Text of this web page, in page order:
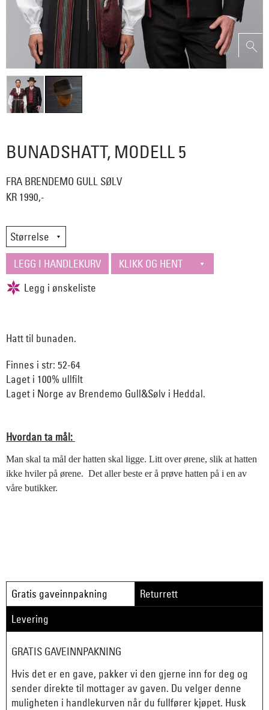
BUNADSHATT, MODELL 5
FRA BRENDEMO GULL SØLV
KR 1990,-
Hatt til bunaden.
Finnes i str: 52-64
Laget i 100% ullfilt
Laget i Norge av Brendemo Gull&Sølv i Heddal.
Hvordan ta mål:
Man skal ta mål der hatten skal ligge. Litt over ørene, slik at hatten
ikke hviler på ørene. Det aller beste er å prøve hatten på i en av
våre butikker.
Gratis gaveinnpakning
Returrett
Levering
GRATIS GAVEINNPAKNING
Hvis det er en gave, pakker vi den gjerne inn for deg og
sender direkte til mottager av gaven. Du velger denne
muligheten i handlekurven når du fullfører kjøpet. Husk